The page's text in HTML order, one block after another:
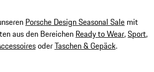
Porsche Design Seasonal Sale mit
aus den Bereichen Ready to Wear,Sport,
oderTaschen & Gepäck.